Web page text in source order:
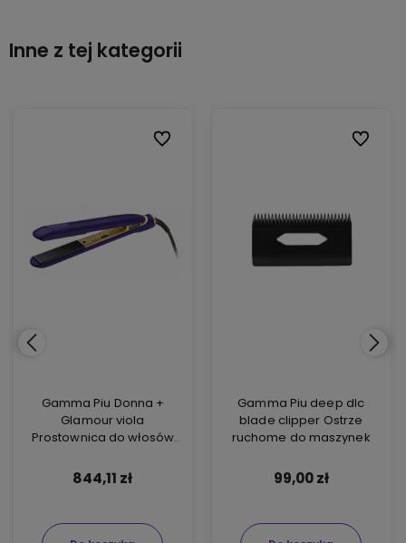
Inne z tej kategorii
Gamma Piu Donna +
Glamour viola
Prostownica do włosów
844,11 zł
Do ulubionych
Do ulubionych
Gamma Piu deep dlc
blade clipper Ostrze
ruchome do maszynek
99,00 zł
Do
Do